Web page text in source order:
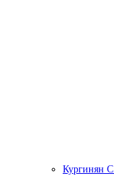
Кургинян